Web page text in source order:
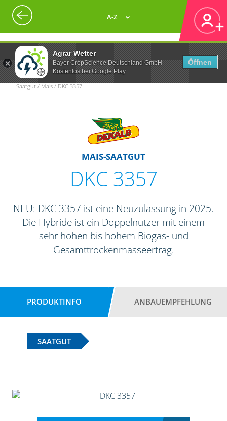
Agrar Wetter
Bayer CropScience Deutschland GmbH
Kostenlos bei Google Play
Öffnen
A-Z
Saatgut / Mais / DKC 3357
MAIS-SAATGUT
DKC 3357
NEU: DKC 3357 ist eine Neuzulassung in 2025.
Die Hybride ist ein Doppelnutzer mit einem
sehr hohen bis hohem Biogas- und
Gesamttrockenmasseertrag.
PRODUKTINFO ANBAUEMPFEHLUNG
SAATGUT